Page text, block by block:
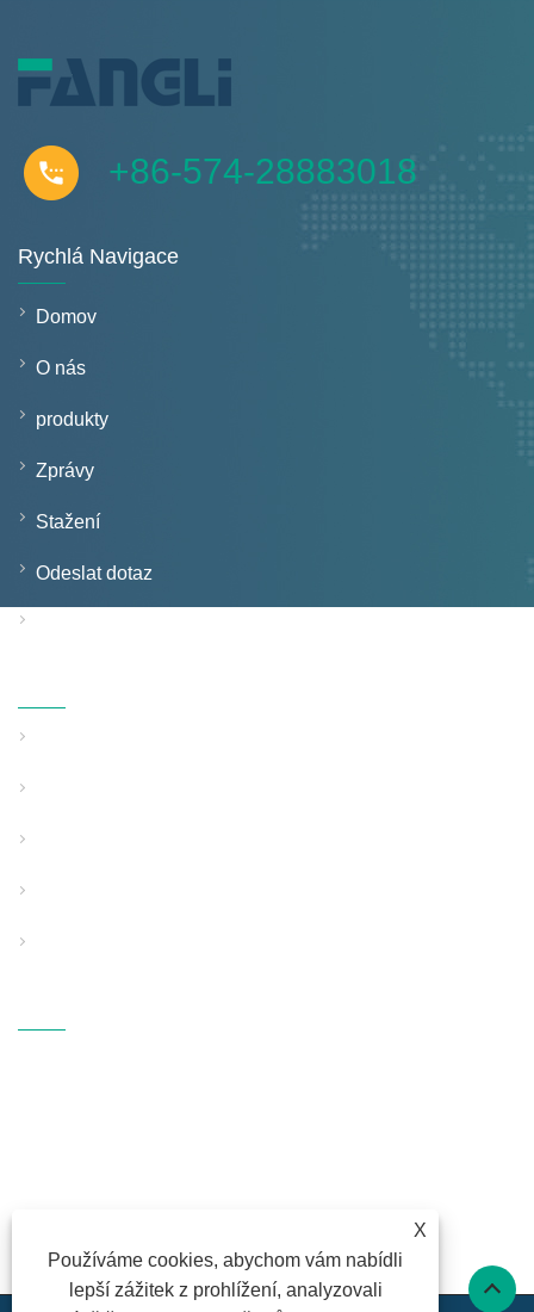
X
Používáme cookies, abychom vám nabídli
lepší zážitek z prohlížení, analyzovali
+86-574-28883018
Rychlá Navigace
Domov
O nás
produkty
Zprávy
Stažení
Odeslat dotaz
TEL: +86-574-28883018